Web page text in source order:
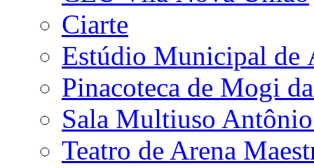
Ciarte
Estúdio Municipal de
Pinacoteca de Mogi
Sala Multiuso
Teatro de Arena